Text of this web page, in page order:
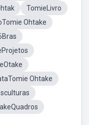
TomieLivro
Ohtake
Ohtake